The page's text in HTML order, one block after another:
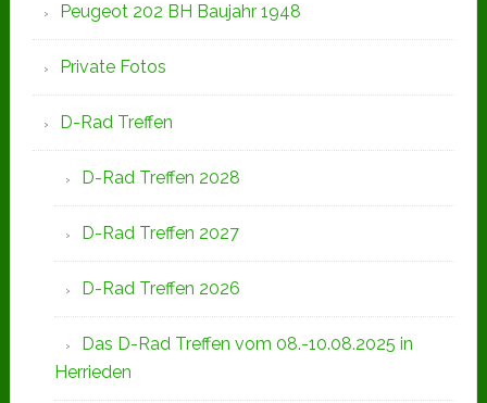
Peugeot 202 BH Baujahr 1948
Private Fotos
D-Rad Treffen
D-Rad Treffen 2028
D-Rad Treffen 2027
D-Rad Treffen 2026
Das D-Rad Treffen vom 08.-10.08.2025 in
Herrieden